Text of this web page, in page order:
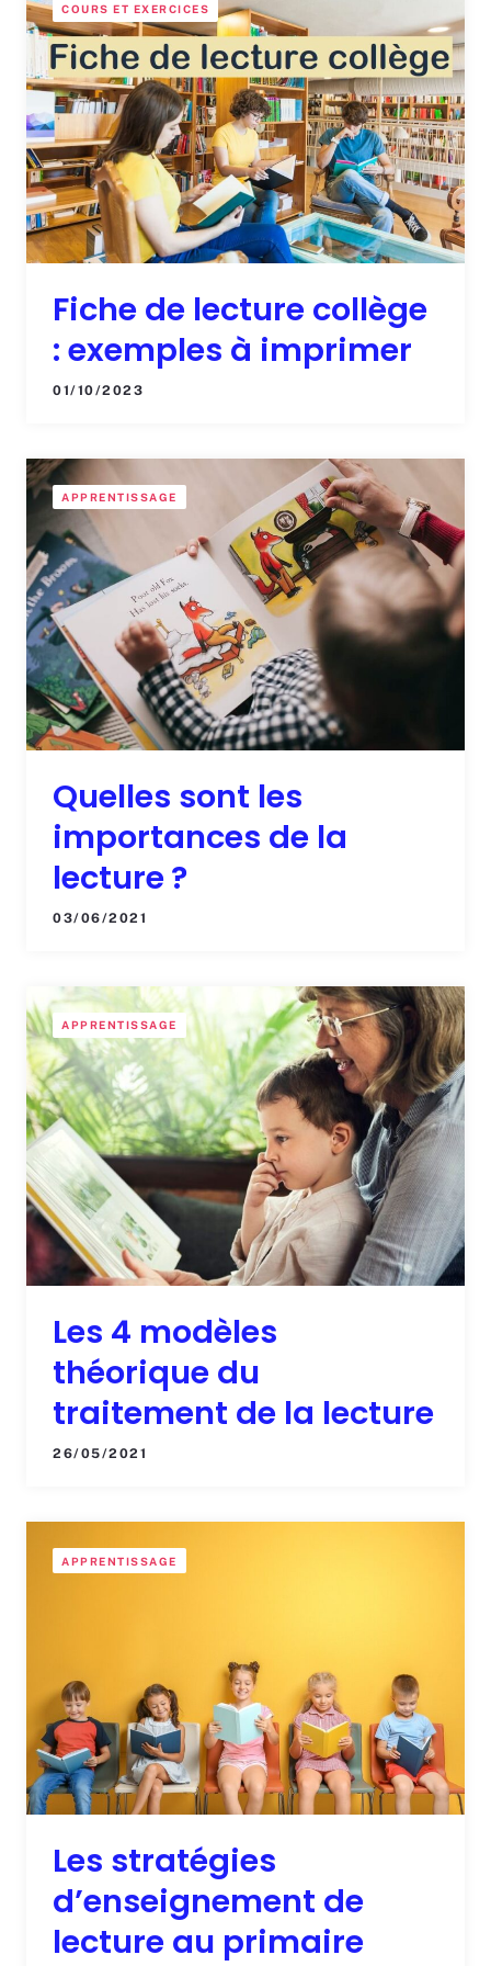
COURS ET EXERCICES
Fiche de lecture collège
: exemples à imprimer
01/10/2023
APPRENTISSAGE
Quelles sont les
importances de la
lecture ?
03/06/2021
APPRENTISSAGE
Les 4 modèles
théorique du
traitement de la lecture
26/05/2021
APPRENTISSAGE
Les stratégies
d’enseignement de
lecture au primaire